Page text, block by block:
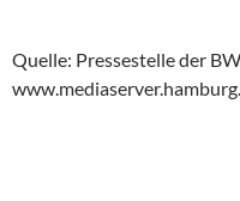
Quelle: Pressestelle der